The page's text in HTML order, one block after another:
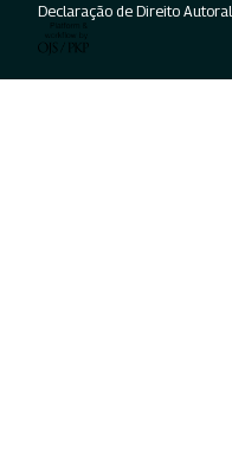
Declaração de Direito Autoral